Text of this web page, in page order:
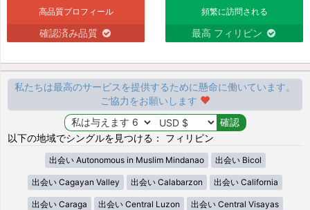
高品質プロフィール
確認済み品質
頻繁に訪問される
最高 フィリピン
私たちは最高のサービスを提供するために懸命に働いています。
ご協力をお願いします
以下の地域でシングルを見つける： フィリピン
出会い Autonomous in Muslim Mindanao 出会い Bicol
出会い Cagayan Valley 出会い Calabarzon 出会い California
出会い Caraga 出会い Central Luzon 出会い Central Visayas